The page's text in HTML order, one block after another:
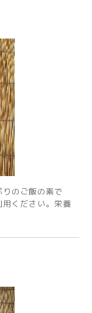
のご飯の素で
ください。栄養